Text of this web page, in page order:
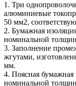
1. Три
алюминиевые
50 мм2,
2. Бумажная
номинальной
3. Заполнение
жгутами,
мм.
4. Поясная бумажная
номинальной